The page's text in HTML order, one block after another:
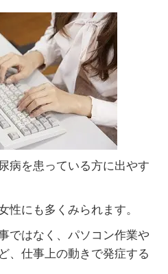
病を患っている方に出やす
性にも多くみられます。
ではなく、パソコン作業や
、仕事上の動きで発症する